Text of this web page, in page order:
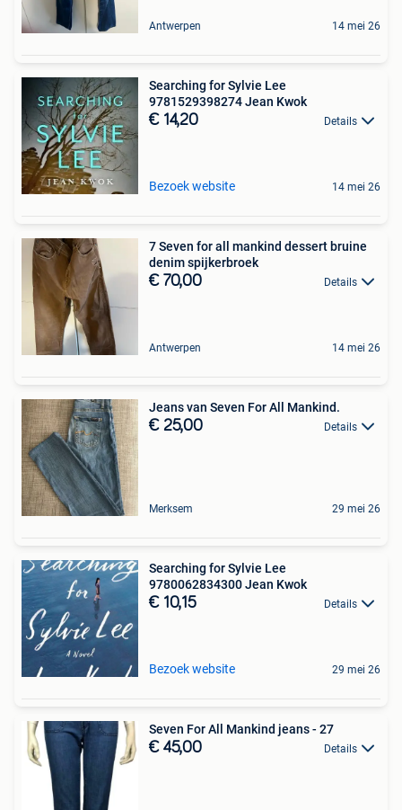
Antwerpen 14 mei 26
Searching for Sylvie Lee
9781529398274 Jean Kwok
€ 14,20 Details
Bezoek website 14 mei 26
7 Seven for all mankind dessert bruine
denim spijkerbroek
€ 70,00 Details
Antwerpen 14 mei 26
Jeans van Seven For All Mankind.
€ 25,00 Details
Merksem 29 mei 26
Searching for Sylvie Lee
9780062834300 Jean Kwok
€ 10,15 Details
Bezoek website 29 mei 26
Seven For All Mankind jeans - 27
€ 45,00 Details